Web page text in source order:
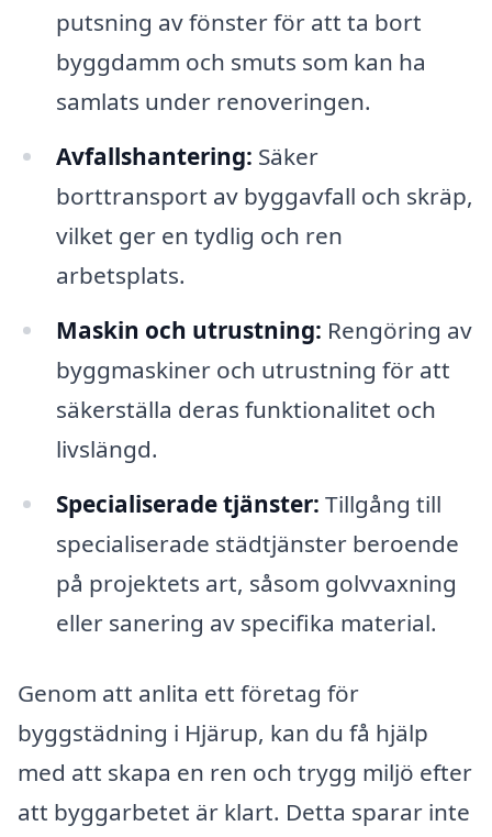
putsning av fönster för att ta bort
byggdamm och smuts som kan ha
samlats under renoveringen.
Avfallshantering: Säker
borttransport av byggavfall och skräp,
vilket ger en tydlig och ren
arbetsplats.
Maskin och utrustning: Rengöring av
byggmaskiner och utrustning för att
säkerställa deras funktionalitet och
livslängd.
Specialiserade tjänster: Tillgång till
specialiserade städtjänster beroende
på projektets art, såsom golvvaxning
eller sanering av specifika material.
Genom att anlita ett företag för
byggstädning i Hjärup, kan du få hjälp
med att skapa en ren och trygg miljö efter
att byggarbetet är klart. Detta sparar inte